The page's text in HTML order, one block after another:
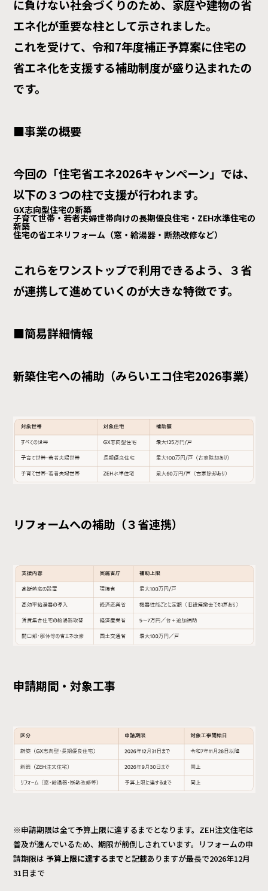
に負けない社会づくりのため、家庭や建物の省
エネ化が重要な柱として示されました。
これを受けて、令和7年度補正予算案に住宅の
省エネ化を支援する補助制度が盛り込まれたの
です。
■事業の概要
今回の「住宅省エネ2026キャンペーン」では、
以下の３つの柱で支援が行われます。
GX志向型住宅の新築
子育て世帯・若者夫婦世帯向けの長期優良住宅・ZEH水準住宅の
新築
住宅の省エネリフォーム（窓・給湯器・断熱改修など）
これらをワンストップで利用できるよう、３省
が連携して進めていくのが大きな特徴です。
■簡易詳細情報
新築住宅への補助（みらいエコ住宅2026事業）
リフォームへの補助（３省連携）
申請期間・対象工事
※申請期限は全て予算上限に達するまでとなります。ZEH注文住宅は
普及が進んでいるため、期限が前倒しされています。リフォームの申
請期限は 予算上限に達するまでと記載ありますが最長で2026年12月
31日まで